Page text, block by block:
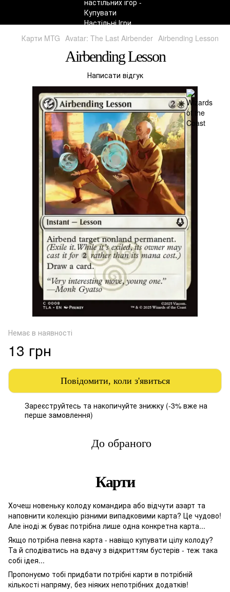
Карти MTG Avatar: The Last Airbender Airbending Lesson
Airbending Lesson
Написати відгук
Немає в наявності
13 грн
Повідомити, коли з'явиться
Зареєструйтесь та накопичуйте знижку (-3% вже на
перше замовлення)
До обраного
Карти
Хочеш новеньку колоду командира або відчути азарт та
наповнити колекцію різними випадковими карта? Це чудово!
Але іноді ж буває потрібна лише одна конкретна карта...
Якщо потрібна певна карта - навіщо купувати цілу колоду?
Та й сподіватись на вдачу з відкриттям бустерів - теж така
собі ідея...
Пропонуємо тобі придбати потрібні карти в потрібній
кількості напряму, без ніяких непотрібних додатків!